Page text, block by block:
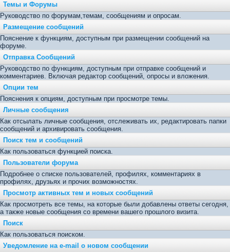
Темы и Форумы
Руководство по форумам,темам, сообщениям и опросам.
Размещение сообщений
Пояснение к функциям, доступным при размещении сообщений на
форуме.
Отправка Сообщений
Руководство по функциям, доступным при отправке сообщений и
комментариев. Включая редактор сообщений, опросы и вложения.
Опции тем
Пояснения к опциям, доступным при просмотре темы.
Личные сообщения
Как отсылать личные сообщения, отслеживать их, редактировать папки
сообщений и архивировать сообщения.
Поиск тем и сообщений
Как пользоваться функцией поиска.
Пользователи форума
Подробнее о списке пользователей, профилях, комментариях в
профилях, друзьях и прочих возможностях.
Просмотр активных тем и новых сообщений
Как просмотреть все темы, на которые были добавлены ответы сегодня,
а также новые сообщения со времени вашего прошлого визита.
Поиск
Как пользоваться поиском.
Уведомление на е-mail о новом сообщении